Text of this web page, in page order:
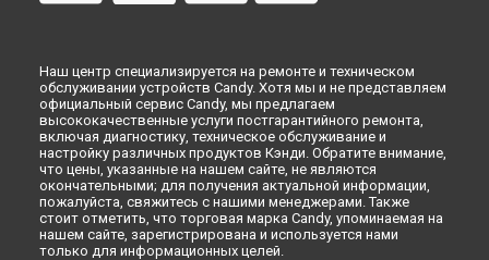
Наш центр специализируется на ремонте и техническом
обслуживании устройств Candy. Хотя мы и не представляем
официальный сервис Candy, мы предлагаем
высококачественные услуги постгарантийного ремонта,
включая диагностику, техническое обслуживание и
настройку различных продуктов Кэнди. Обратите внимание,
что цены, указанные на нашем сайте, не являются
окончательными; для получения актуальной информации,
пожалуйста, свяжитесь с нашими менеджерами. Также
стоит отметить, что торговая марка Candy, упоминаемая на
нашем сайте, зарегистрирована и используется нами
только для информационных целей.